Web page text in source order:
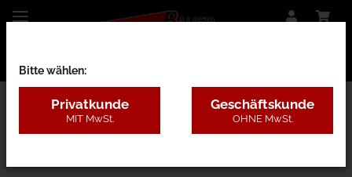
25B - Kunststoff ohne Pfosten, 4 Farben
Bitte wählen:
Privatkunde
MIT MwSt.
Geschäftskunde
OHNE MwSt.